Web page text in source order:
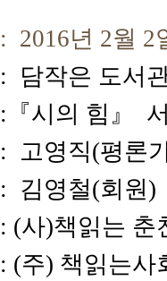
: 2016년 2월 2
: 담작은 도서
: 『시의 힘 』
: 고영직(평론
: 김영철(회원)
: (사)책읽는 춘
: (주) 책읽는사